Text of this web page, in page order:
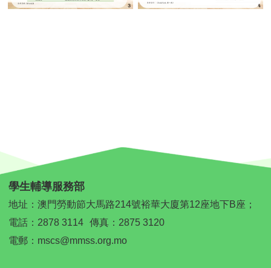
學生輔導服務部
地址：澳門勞動節大馬路214號裕華大廈第12座地下B座；
電話： 2878 3114 傳真：2875 3120
電郵： mscs@mmss.org.mo